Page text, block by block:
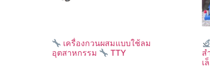
เครื่องกวนผสมแบบใช้ลม
อุตสาหกรรม
TTY
ส
เ